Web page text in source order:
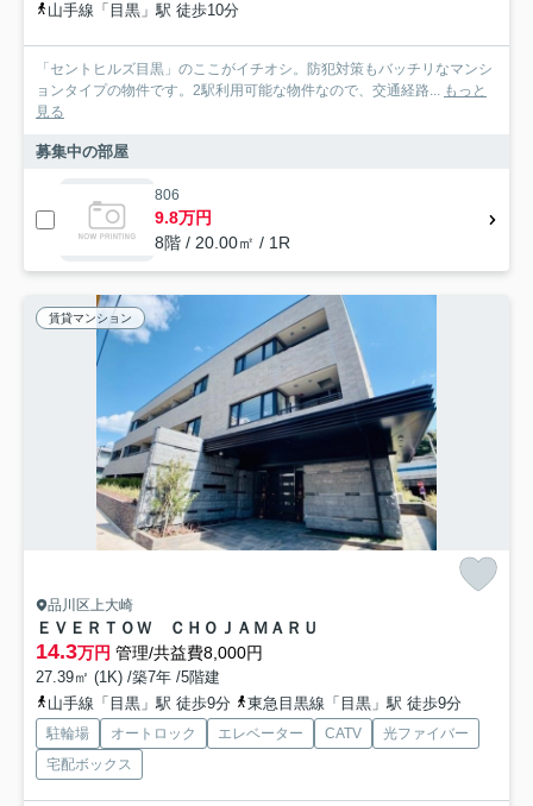
山手線「目黒」駅 徒歩10分
「セントヒルズ目黒」のここがイチオシ。防犯対策もバッチリなマンシ
ョンタイプの物件です。2駅利用可能な物件なので、交通経路... もっと
見る
募集中の部屋
806
9.8万円
8階 / 20.00㎡ / 1R
賃貸マンション
品川区上大崎
ＥＶＥＲＴＯＷ ＣＨＯＪＡＭＡＲＵ
14.3万円 管理/共益費8,000円
27.39㎡ (1K) /築7年 /5階建
山手線「目黒」駅 徒歩9分
東急目黒線「目黒」駅 徒歩9分
駐輪場 オートロック エレベーター CATV
光ファイバー
宅配ボックス